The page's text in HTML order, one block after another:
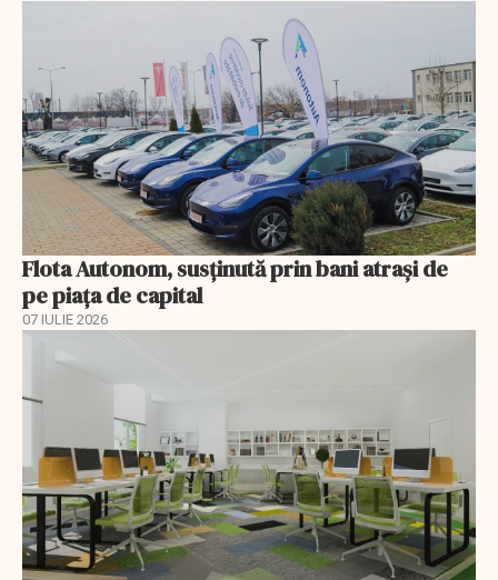
Flota Autonom, susținută prin bani atrași de
pe piața de capital
07 IULIE 2026